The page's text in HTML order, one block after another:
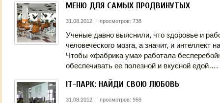
МЕНЮ ДЛЯ САМЫХ ПРОДВИНУТЫХ
31.08.2012 | просмотров: 738
Ученые давно выяснили, что здоровье и
человеческого мозга, а значит, и интеллект
Чтобы «фабрика ума» работала
обеспечивать ее полезной и вкусной едой….
IT-ПАРК: НАЙДИ СВОЮ ЛЮБОВЬ
31.08.2012 | просмотров: 959